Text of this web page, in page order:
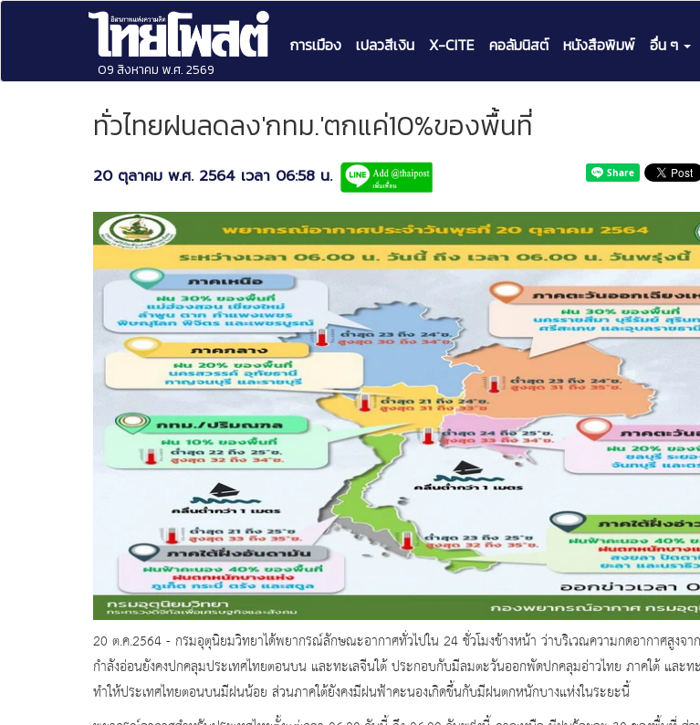
09 สิงหาคม พ.ศ. 2569
การเมือง เปลวสีเงิน X-CITE คอลัมนิสต์ หนังสือพิมพ์ อื่น ๆ
ทั่วไทยฝนลดลง'กทม.'ตกแค่10%ของพื้นที่
20 ตุลาคม พ.ศ. 2564 เวลา 06:58 น.
20 ต.ค.2564 - กรมอุตุนิยมวิทยาได้พยากรณ์ลักษณะอากาศทั่วไปใน 24 ชั่วโมงข้างหน้า ว่าบริเวณความกดอากาศสูงจา
กำลังอ่อนยังคงปกคลุมประเทศไทยตอนบน และทะเลจีนใต้ ประกอบกับมีลมตะวันออกพัดปกคลุมอ่าวไทย ภาคใต้ และท
ทำให้ประเทศไทยตอนบนมีฝนน้อย ส่วนภาคใต้ยังคงมีฝนฟ้าคะนองเกิดขึ้นกับมีฝนตกหนักบางแห่งในระยะนี้